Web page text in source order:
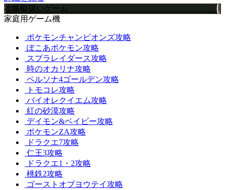
攻略取扱いゲーム
家庭用ゲーム機
ポケモンチャンピオンズ攻略
ぽこあポケモン攻略
スプラレイダース攻略
時のオカリナ攻略
ペルソナ4ゴールデン攻略
トモコレ攻略
バイオレクイエム攻略
紅の砂漠攻略
デイモン&ベイビー攻略
ポケモンZA攻略
ドラクエ7攻略
仁王3攻略
ドラクエ1・2攻略
桃鉄2攻略
ゴーストオブヨウテイ攻略